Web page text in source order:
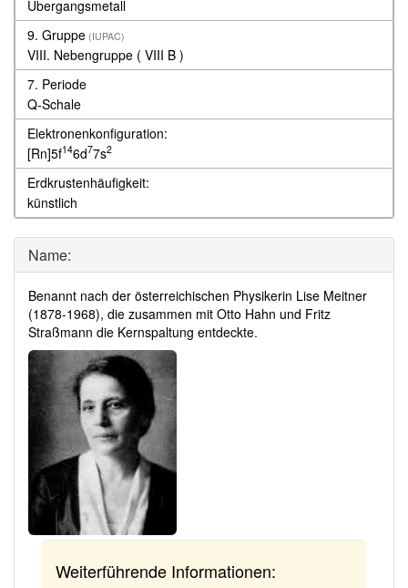
Übergangsmetall
9. Gruppe(IUPAC)
VIII. Nebengruppe ( VIII B )
7. Periode
Q-Schale
Elektronenkonfiguration:
[Rn]5f146d77s2
Erdkrustenhäufigkeit:
künstlich
Name:
Benannt nach der österreichischen Physikerin Lise Meitner
(1878-1968), die zusammen mit Otto Hahn und Fritz
Straßmann die Kernspaltung entdeckte.
Weiterführende Informationen: